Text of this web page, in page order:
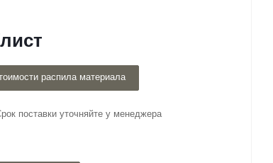
распила материала
поставки уточняйте у менеджера